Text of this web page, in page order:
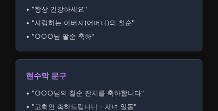
• "항상 건강하세요"
• "사랑하는 아버지(어머니)의 칠순"
• "○○○님 팔순 축하"
현수막 문구
• "○○○님의 칠순 잔치를 축하합니다"
• "고희연 축하드립니다 - 자녀 일동"